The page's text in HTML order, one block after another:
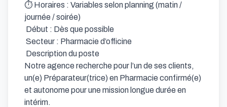
⏱️ Horaires : Variables selon planning (matin /
journée / soirée)
Notre agence recherche pour l’un de ses clients,
un(e) Préparateur(trice) en Pharmacie confirmé(e)
et autonome pour une mission longue durée en
intérim.